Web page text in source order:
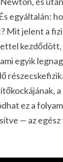
egyáltalán:
? Mit jelent a
kezdődött,
egyik
ez a
— az